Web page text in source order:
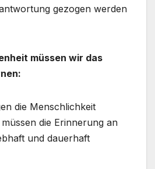
gezogen werden
müssen wir das
die Menschlichkeit
die Erinnerung an
und dauerhaft